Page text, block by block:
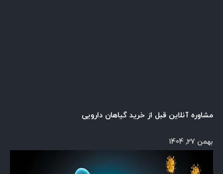
مشاوره آنلاین قبل از خرید گیاهان دارویی
بهمن 27, 1404